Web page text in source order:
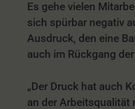
Es gehe vielen
sich spürbar negativ
Ausdruck, den eine
auch im Rückgang
„Der Druck hat auch
an der Arbeitsqualität